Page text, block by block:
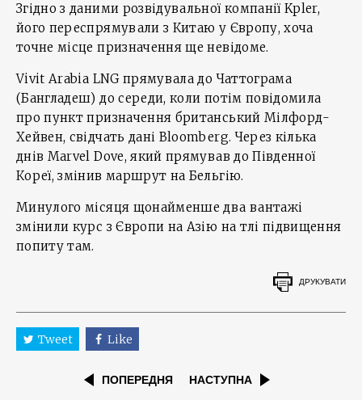
Згідно з даними розвідувальної компанії Kpler,
його переспрямували з Китаю у Європу, хоча
точне місце призначення ще невідоме.
Vivit Arabia LNG прямувала до Чаттограма
(Бангладеш) до середи, коли потім повідомила
про пункт призначення британський Мілфорд-
Хейвен, свідчать дані Bloomberg. Через кілька
днів Marvel Dove, який прямував до Південної
Кореї, змінив маршрут на Бельгію.
Минулого місяця щонайменше два вантажі
змінили курс з Європи на Азію на тлі підвищення
попиту там.
ДРУКУВАТИ
Tweet Like
ПОПЕРЕДНЯ НАСТУПНА